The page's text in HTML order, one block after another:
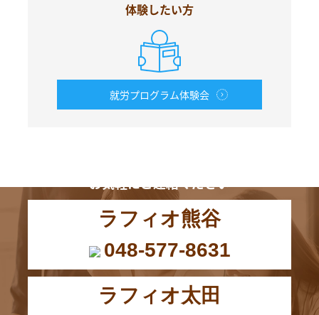
体験したい方
就労プログラム体験会
お気軽にご連絡ください
ラフィオ熊谷
048-577-8631
ラフィオ太田